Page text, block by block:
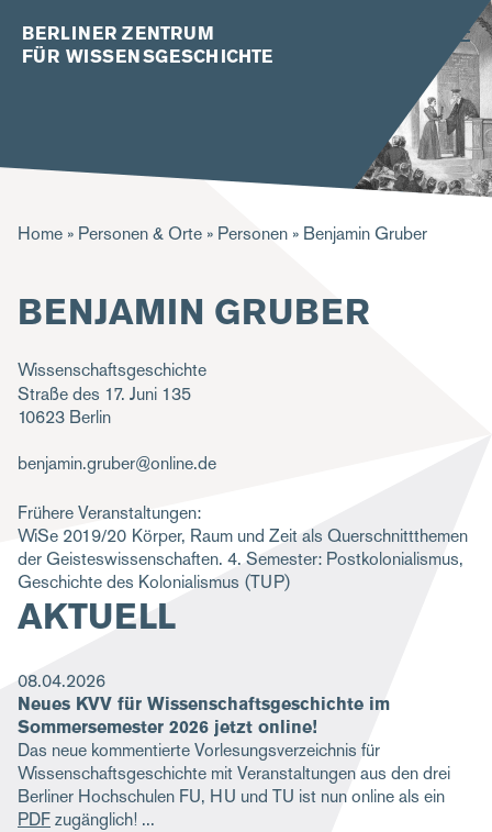
BERLINER ZENTRUM
FÜR WISSENSGESCHICHTE
P
a
n
a
v
g
a
t
i
n
Home Personen & Orte Personen Benjamin Gruber
BENJAMIN GRUBER
Wissenschaftsgeschichte
Straße des 17. Juni 135
10623 Berlin
benjamin.gruber@online.de
Frühere Veranstaltungen:
WiSe 2019/20 Körper, Raum und Zeit als Querschnittthemen
der Geisteswissenschaften. 4. Semester: Postkolonialismus,
Geschichte des Kolonialismus (TUP)
AKTUELL
08.04.2026
Neues KVV für Wissenschaftsgeschichte im
Sommersemester 2026 jetzt online!
Das neue kommentierte Vorlesungsverzeichnis für
Wissenschaftsgeschichte mit Veranstaltungen aus den drei
Berliner Hochschulen FU, HU und TU ist nun online als ein
PDFzugänglich!